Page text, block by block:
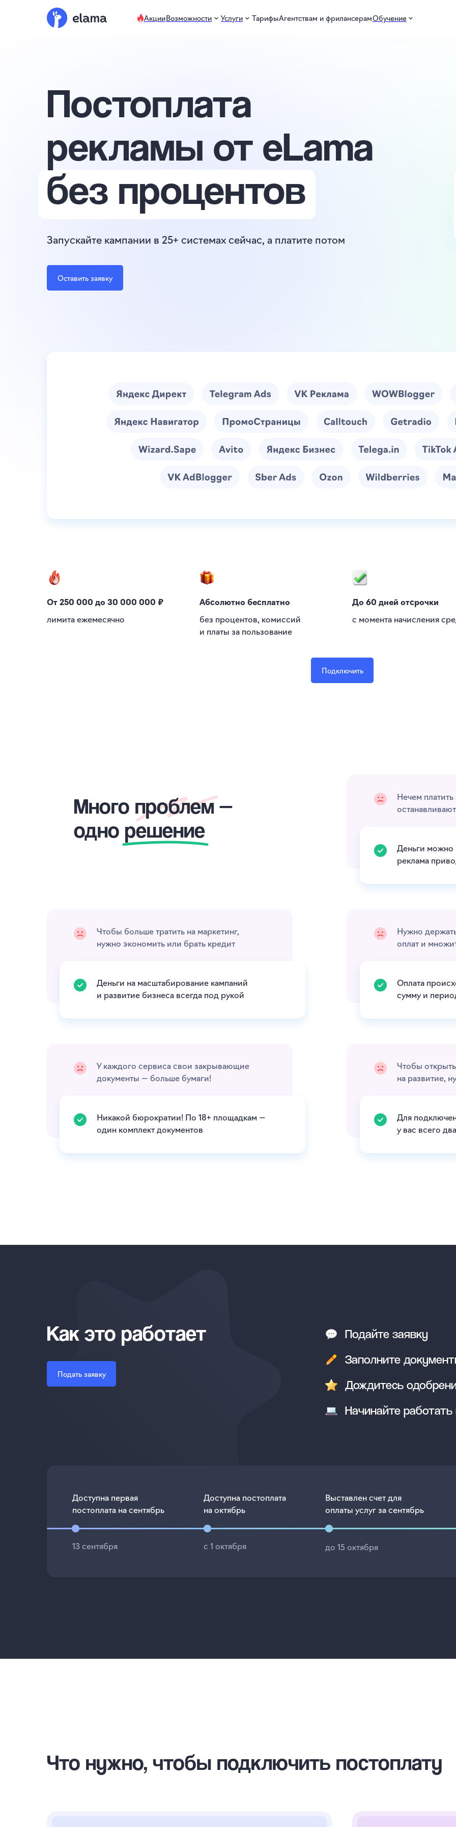
АкцииВозможности Услуги ТарифыАгентствам и фрилансерамОбучение
Постоплата
рекламы от eLama
без процентов
Запускайте кампании в 25+ системах сейчас, а платите потом
Оставить заявку
От 250 000 до 30 000 000 ₽
лимита ежемесячно
Абсолютно бесплатно
без процентов, комиссий
и платы за пользование
До 60 дней отсрочки
с момента начисления
Подключить
Много проблем —
одно решение
Нужно
оплат и
Чтобы больше тратить на маркетинг,
нужно экономить или брать кредит
У каждого сервиса свои закрывающие
документы — больше бумаги!
Чтобы
на развитие,
Нечем
Оплата
сумму и
Деньги на масштабирование кампаний
и развитие бизнеса всегда под рукой
Никакой бюрократии! По 18+ площадкам —
один комплект документов
Для
у вас всего
Деньги можно
реклама
Как это работает
Подайте заявку
Заполните
Дождитесь
Начинайте
Доступна первая
постоплата на сентябрь
Доступна постоплата
на октябрь
Выставлен счет для
оплаты услуг за сентябрь
13 сентября с 1 октября до 15 октября
Подать заявку
Что нужно, чтобы подключить постоплату